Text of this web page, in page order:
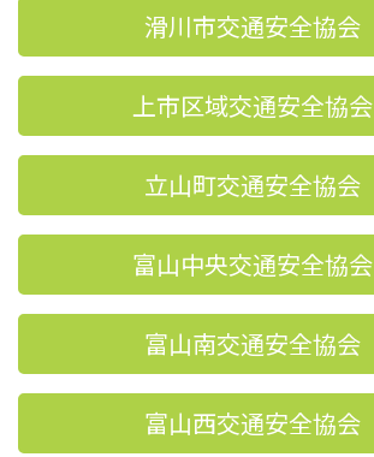
滑川市交通安全協会
上市区域交通安全協会
立山町交通安全協会
富山中央交通安全協会
富山南交通安全協会
富山西交通安全協会